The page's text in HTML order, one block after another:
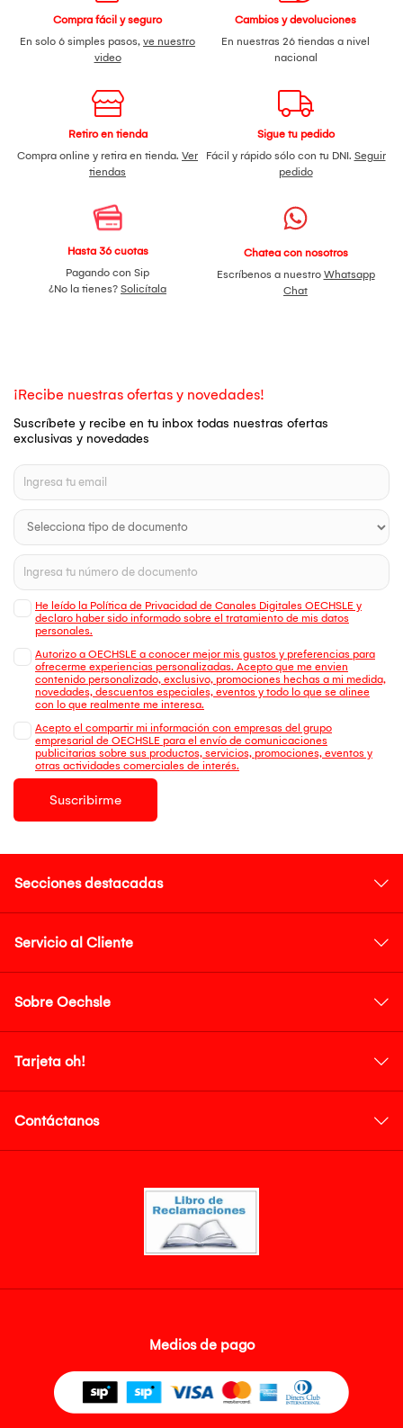
Compra fácil y seguro
En solo 6 simples pasos, ve nuestro
video
Cambios y devoluciones
En nuestras 26 tiendas a nivel
nacional
Retiro en tienda
Compra online y retira en tienda. Ver
tiendas
Sigue tu pedido
Fácil y rápido sólo con tu DNI. Seguir
pedido
Hasta 36 cuotas
Pagando con Sip
¿No la tienes? Solicítala
Chatea con nosotros
Escríbenos a nuestro Whatsapp
Chat
¡Recibe nuestras ofertas y novedades!
Suscríbete y recibe en tu inbox todas nuestras ofertas
exclusivas y novedades
He leído la Política de Privacidad de Canales Digitales OECHSLE y
declaro haber sido informado sobre el tratamiento de mis datos
personales.
Autorizo a OECHSLE a conocer mejor mis gustos y preferencias para
ofrecerme experiencias personalizadas. Acepto que me envien
contenido personalizado, exclusivo, promociones hechas a mi medida,
novedades, descuentos especiales, eventos y todo lo que se alinee
con lo que realmente me interesa.
Acepto el compartir mi información con empresas del grupo
empresarial de OECHSLE para el envío de comunicaciones
publicitarias sobre sus productos, servicios, promociones, eventos y
otras actividades comerciales de interés.
Suscribirme
Secciones destacadas
Servicio al Cliente
Sobre Oechsle
Tarjeta oh!
Contáctanos
Medios de pago